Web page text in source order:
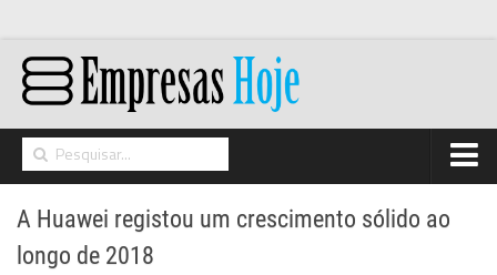
Home
Networking
A Huawei registou um crescimento sólido ao
longo de 2018